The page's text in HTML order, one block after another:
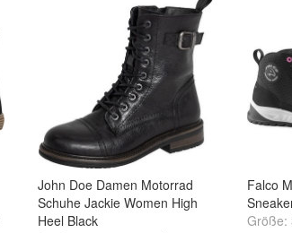
John Doe Damen Motorrad
Schuhe Jackie Women High
Heel Black
Falco
Größe: